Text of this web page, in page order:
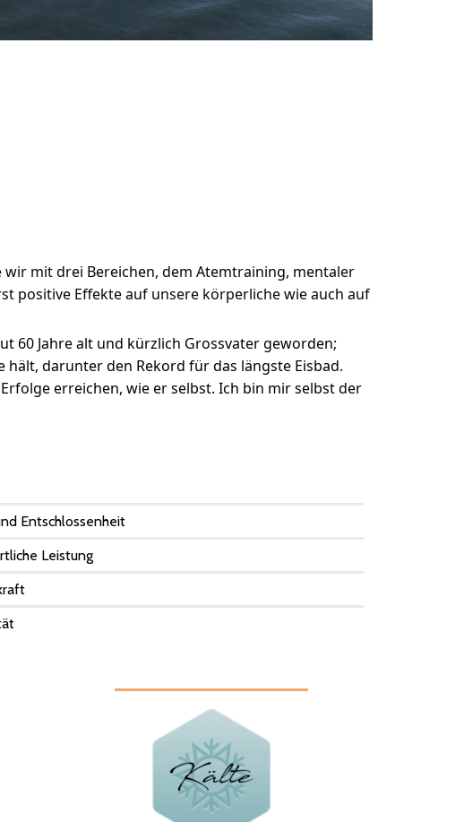
mit drei Bereichen, dem Atemtraining, mentaler
positive Effekte auf unsere körperliche wie auch auf
60 Jahre alt und kürzlich Grossvater geworden;
darunter den Rekord für das längste Eisbad.
erreichen, wie er selbst. Ich bin mir selbst der
Entschlossenheit
Leistung